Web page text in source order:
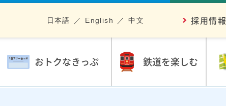
おトクなきっぷ 鉄道を楽しむ
採用情報
日本語 English 中文